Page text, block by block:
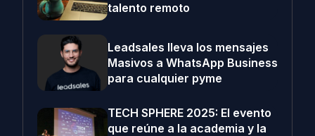
talento remoto
Leadsales lleva los mensajes
Masivos a WhatsApp Business
para cualquier pyme
TECH SPHERE 2025: El evento
que reúne a la academia y la